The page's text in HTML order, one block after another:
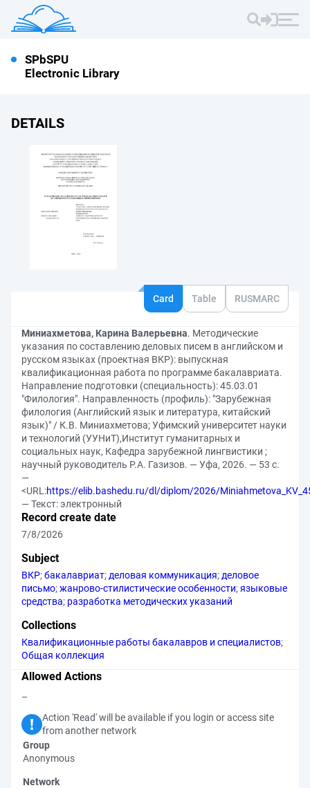
SPbSPU
Electronic Library
DETAILS
Card Table RUSMARC
Миниахметова, Карина Валерьевна. Методические
указания по составлению деловых писем в английском и
русском языках (проектная ВКР): выпускная
квалификационная работа по программе бакалавриата.
Направление подготовки (специальность): 45.03.01
"Филология". Направленность (профиль): "Зарубежная
филология (Английский язык и литература, китайский
язык)" / К.В. Миниахметова; Уфимский университет науки
и технологий (УУНиТ),Институт гуманитарных и
социальных наук, Кафедра зарубежной лингвистики ;
научный руководитель Р.А. Газизов. — Уфа, 2026. — 53 с.
—
<URL:https://elib.bashedu.ru/dl/diplom/2026/
— Текст: электронный
Record create date
7/8/2026
Subject
ВКР;бакалавриат; деловая коммуникация; деловое
письмо;жанрово-стилистические особенности;языковые
средства; разработка методических указаний
Collections
Квалификационные работы бакалавров и специалистов;
Общая коллекция
Allowed Actions
–
Action 'Read' will be available if you login or access site
from another network
Group
Anonymous
Network